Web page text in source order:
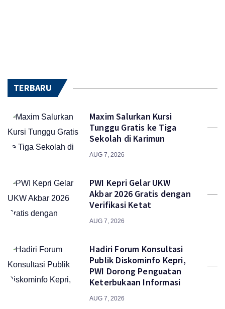
TERBARU
Maxim Salurkan Kursi
Tunggu Gratis ke Tiga
Sekolah di Karimun
AUG 7, 2026
PWI Kepri Gelar UKW
Akbar 2026 Gratis dengan
Verifikasi Ketat
AUG 7, 2026
Hadiri Forum Konsultasi
Publik Diskominfo Kepri,
PWI Dorong Penguatan
Keterbukaan Informasi
AUG 7, 2026